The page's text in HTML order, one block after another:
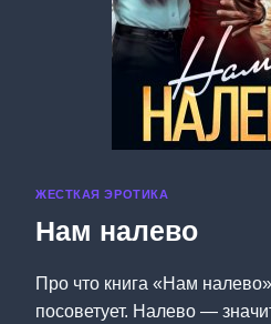
ЖЕСТКАЯ ЭРОТИКА
Нам налево
Про что книга «Нам
посоветует. Налево —